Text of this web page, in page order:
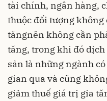
tài chính, ngân hàng,
thuộc đối tượng
tăngnên không cần
tăng, trong khi đó
sản là những ngành
gian qua và cũng
giảm thuế giá trị gia